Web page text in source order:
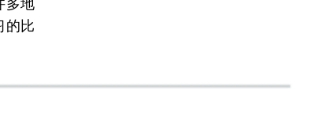
多地
的比